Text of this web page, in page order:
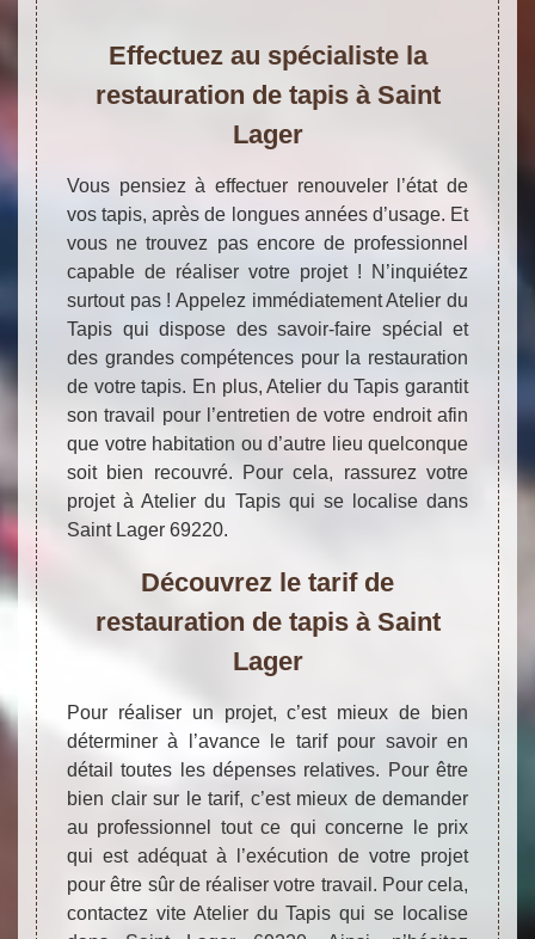
Effectuez au spécialiste la
restauration de tapis à Saint
Lager
Vous pensiez à effectuer renouveler l’état de
vos tapis, après de longues années d’usage. Et
vous ne trouvez pas encore de professionnel
capable de réaliser votre projet ! N’inquiétez
surtout pas ! Appelez immédiatement Atelier du
Tapis qui dispose des savoir-faire spécial et
des grandes compétences pour la restauration
de votre tapis. En plus, Atelier du Tapis garantit
son travail pour l’entretien de votre endroit afin
que votre habitation ou d’autre lieu quelconque
soit bien recouvré. Pour cela, rassurez votre
projet à Atelier du Tapis qui se localise dans
Saint Lager 69220.
Découvrez le tarif de
restauration de tapis à Saint
Lager
Pour réaliser un projet, c’est mieux de bien
déterminer à l’avance le tarif pour savoir en
détail toutes les dépenses relatives. Pour être
bien clair sur le tarif, c’est mieux de demander
au professionnel tout ce qui concerne le prix
qui est adéquat à l’exécution de votre projet
pour être sûr de réaliser votre travail. Pour cela,
contactez vite Atelier du Tapis qui se localise